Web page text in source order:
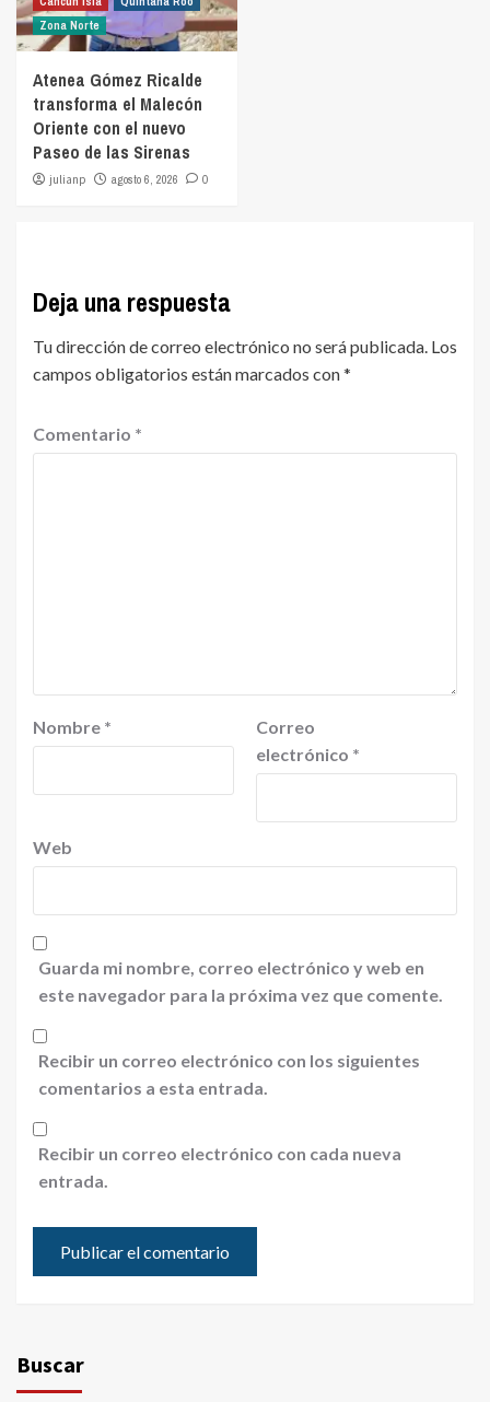
Zona Norte
Atenea Gómez Ricalde
transforma el Malecón
Oriente con el nuevo
Paseo de las Sirenas
julianp agosto 6, 2026 0
Deja una respuesta
Tu dirección de correo electrónico no será publicada. Los
campos obligatorios están marcados con*
Comentario *
Nombre *
Correo
electrónico *
Web
Guarda mi nombre, correo electrónico y web en
este navegador para la próxima vez que comente.
Recibir un correo electrónico con los siguientes
comentarios a esta entrada.
Recibir un correo electrónico con cada nueva
entrada.
Buscar